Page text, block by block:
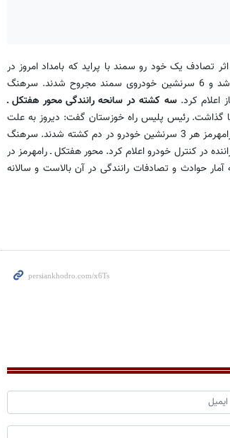
تصادف یک خود رو سمند با پراید که بامداد امروز در
کیلومتر 14 محور آزاد راه نطنز - کاشان رخ داد یک نفر کشته شد و 6 سرنشین خودروی سمند مجروح شدند. سرهنگ
اعلام کرد.سه کشته در سانحه رانندگی محور هفتکل ـ
گذاشت. رئیس پلیس راه خوزستان گفت: دیروز به علت
واژگونی یک دستگاه سواری سمند در محور هفتکل به شهرستان رامهرمز هر 3 سرنشین خودرو در دم کشته شدند. سرهنگ
در کنترل خودرو اعلام کرد. محور هفتکل ـ رامهرمز در
است که آمار حوادث و تصادفات رانندگی در آن بالاست و سالانه